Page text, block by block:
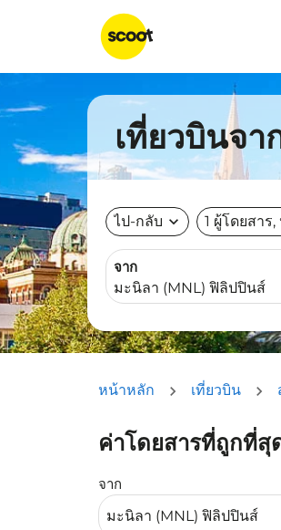
เที่ยวบินจา
ไป-กลับ expand_more 1 ผู้โดยสาร
จาก
หน้าหลัก เที่ยวบิน
ค่าโดยสารที่ถูกที่สุ
จาก
ลองอัปเดตเส้นทางของคุณ (